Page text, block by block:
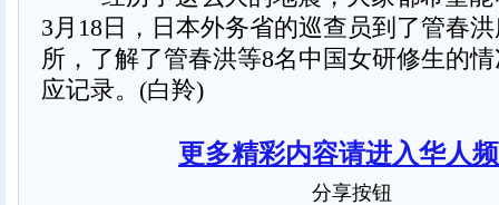
3月18日，日本外务省的巡查员到了管春
所，了解了管春洪等8名中国女研修生的
应记录。(白羚)
更多精彩内容请进入华人
分享按钮